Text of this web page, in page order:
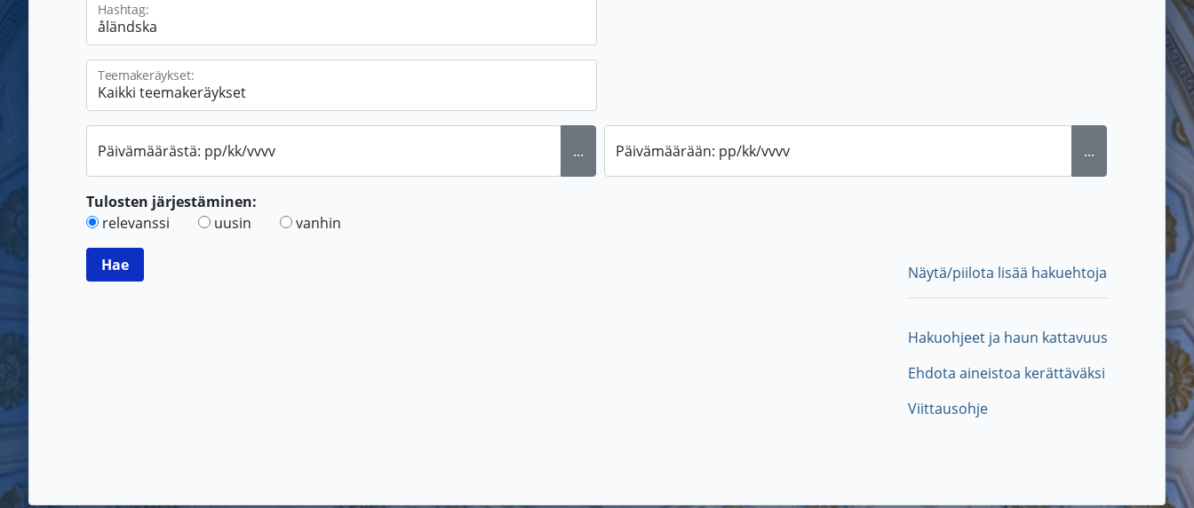
Hashtag:
Teemakeräykset:
Päivämäärästä: pp/kk/vvvv ... Päivämäärään: pp/kk/vvvv ...
Tulosten järjestäminen:
relevanssi
uusin vanhin
Näytä/piilota lisää hakuehtoja
Hakuohjeet ja haun kattavuus
Ehdota aineistoa kerättäväksi
Viittausohje